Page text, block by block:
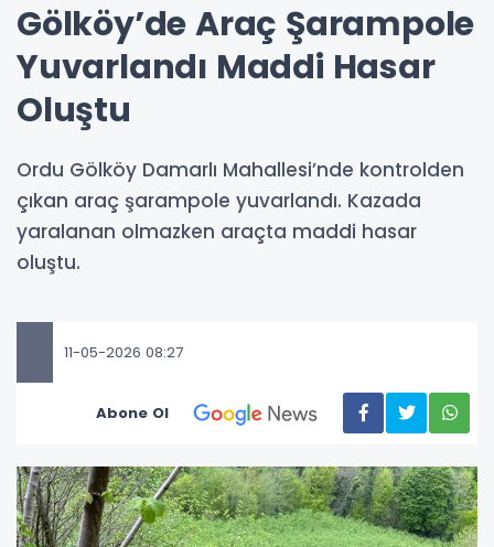
Gölköy’de Araç Şarampole
Yuvarlandı Maddi Hasar
Oluştu
Ordu Gölköy Damarlı Mahallesi’nde kontrolden
çıkan araç şarampole yuvarlandı. Kazada
yaralanan olmazken araçta maddi hasar
oluştu.
11-05-2026 08:27
Abone Ol